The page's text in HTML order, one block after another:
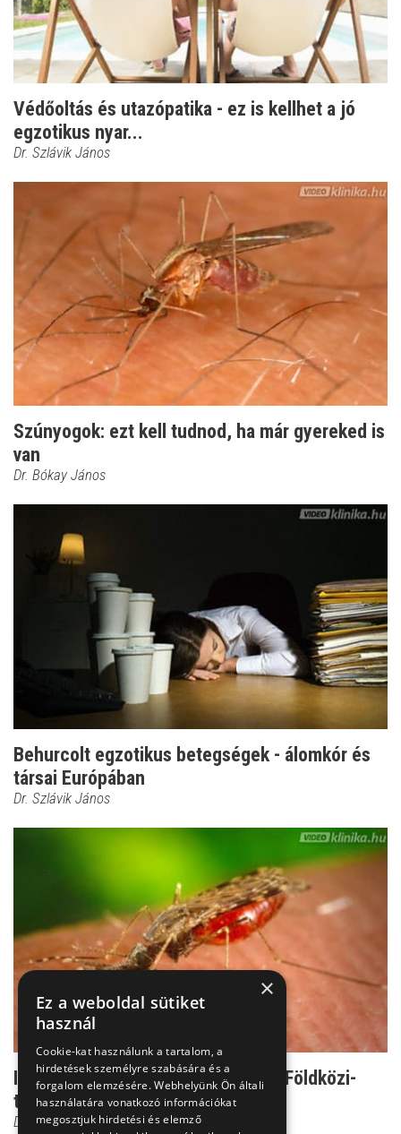
Védőoltás és utazópatika - ez is kellhet a jó
egzotikus nyar...
Dr. Szlávik János
Szúnyogok: ezt kell tudnod, ha már gyereked is
van
Dr. Bókay János
Behurcolt egzotikus betegségek - álomkór és
társai Európában
Dr. Szlávik János
Ilyen veszélyek is fenyegethetik a Földközi-
tengernél nyaral...
Dr. Szlávik János
×
Ez a weboldal sütiket
használ
Cookie-kat használunk a tartalom, a
hirdetések személyre szabására és a
forgalom elemzésére. Webhelyünk Ön általi
használatára vonatkozó információkat
megosztjuk hirdetési és elemző